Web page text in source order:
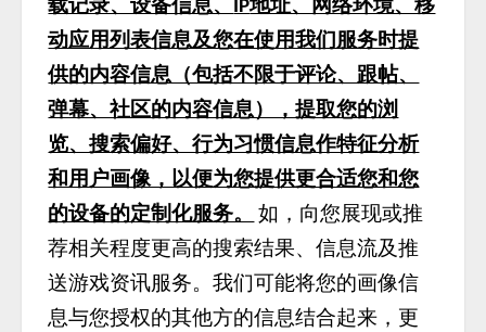
载记录、设备信息、 IP地址、网络环境、移
动应用列表信息及您在使用我们服务时提
供的内容信息（包括不限于评论、跟帖、
弹幕、社区的内容信息），提取您的浏
览、搜索偏好、行为习惯信息作特征分析
和用户画像，以便为您提供更合适您和您
的设备的定制化服务。
如，向您展现或推
荐相关程度更高的搜索结果、信息流及推
送游戏资讯服务。我们可能将您的画像信
息与您授权的其他方的信息结合起来，更